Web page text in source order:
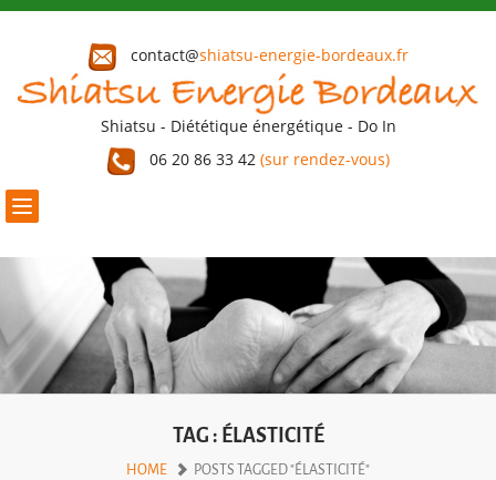
contact@shiatsu-energie-bordeaux.fr
Shiatsu - Diététique énergétique - Do In
06 20 86 33 42 (sur rendez-vous)
Toggle
navigation
TAG : ÉLASTICITÉ
HOME POSTS TAGGED "ÉLASTICITÉ"